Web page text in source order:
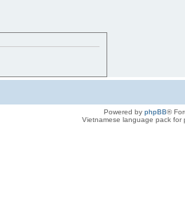
Powered by phpBB®
Vietnamese language pack for